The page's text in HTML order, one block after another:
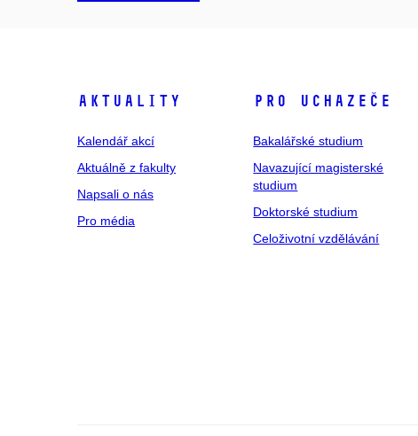
Aktuality
Kalendář akcí
Aktuálně z fakulty
Napsali o nás
Pro média
Pro uchazeče
Bakalářské studium
Navazující magisterské
studium
Doktorské studium
Celoživotní vzdělávání